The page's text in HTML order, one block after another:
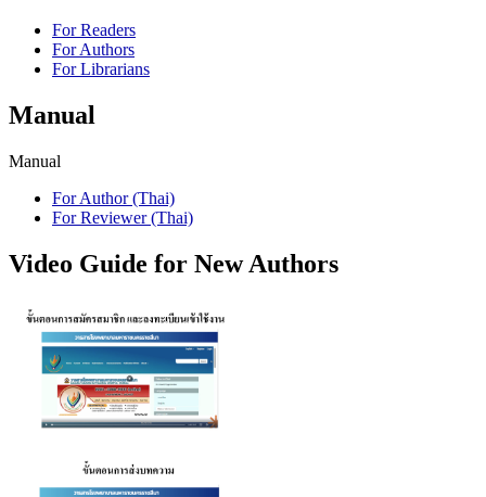
For Readers
For Authors
For Librarians
Manual
Manual
For Author (Thai)
For Reviewer (Thai)
Video Guide for New Authors